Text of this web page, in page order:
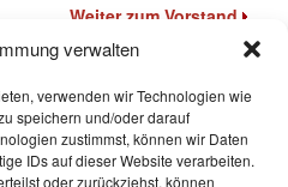
verwalten
verwenden wir Technologien wie
speichern und/oder darauf
zustimmst, können wir Daten
IDs auf dieser Website verarbeiten.
oder zurückziehst, können
Weiter zum Vorstand